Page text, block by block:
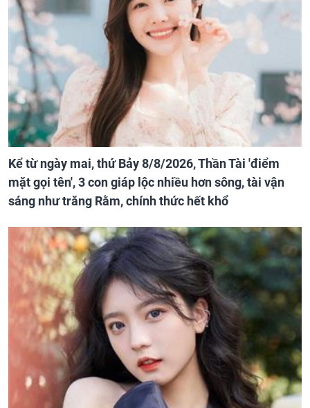
Kể từ ngày mai, thứ Bảy 8/8/2026, Thần Tài 'điểm
mặt gọi tên', 3 con giáp lộc nhiều hơn sông, tài vận
sáng như trăng Rằm, chính thức hết khổ